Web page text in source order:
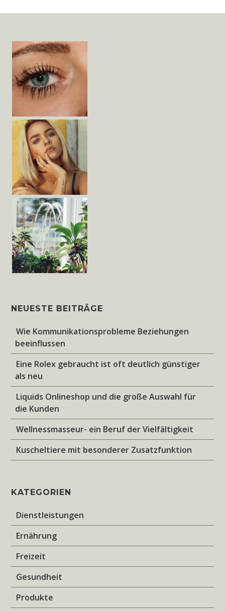
Area
NEUESTE BEITRÄGE
Wie Kommunikationsprobleme Beziehungen
beeinflussen
Eine Rolex gebraucht ist oft deutlich günstiger
als neu
Liquids Onlineshop und die große Auswahl für
die Kunden
Wellnessmasseur- ein Beruf der Vielfältigkeit
Kuscheltiere mit besonderer Zusatzfunktion
KATEGORIEN
Dienstleistungen
Ernährung
Freizeit
Gesundheit
Produkte